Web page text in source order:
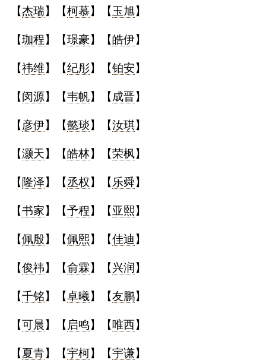
【杰瑞】【柯慕】【玉旭】
【珈程】【璟豪】【皓伊】
【祎维】【纪彤】【铂安】
【闵源】【韦帆】【 成晋】
【 彦伊】【懿琰】【汝琪】
【灏天】【皓林】【荣枫】
【 隆泽】【丞权 】【 乐舜】
【书家】【予程】【亚熙】
【佩殷】【佩熙】【佳迪 】
【俊祎】【俞霖】【兴润 】
【千铭】【卓曦】【友鹏】
【可晨】【 启鸣】【 唯西】
【夏青】【宇柯】【宇谦】